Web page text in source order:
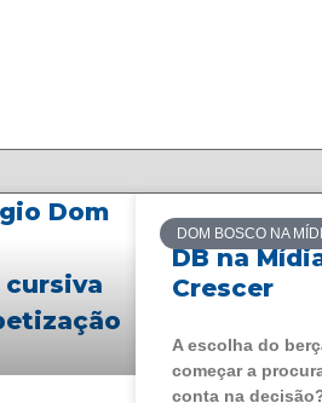
DOM BOSCO NA
DB na
Crescer
A escolha do
começar a
conta na